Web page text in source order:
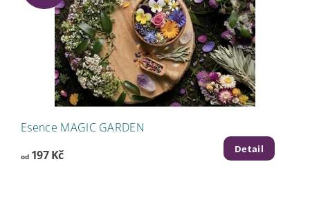
Esence MAGIC GARDEN
od197 Kč Detail